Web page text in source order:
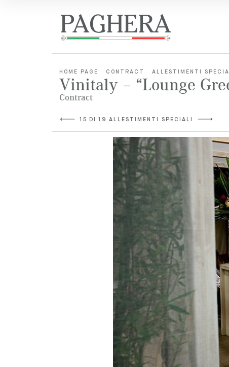
HOME PAGE CONTRACT ALLESTIMENTI
Vinitaly – “Lounge
Contract
15 DI 19 ALLESTIMENTI SPECIALI